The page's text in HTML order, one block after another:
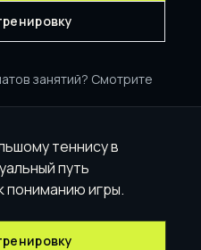
занятий? Смотрите
теннису в
путь
пониманию игры.